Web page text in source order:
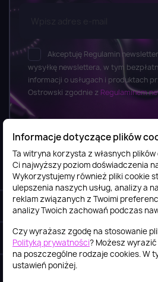
Akceptuję Regulamin
wysyłkę newslettera, w tym
informacji o usługach i produktach
Ostrowski zgodnie z Regulaminem
Informacje
Obsługa klienta
Szybki kontakt
Informacje dotyczące plików
Ta witryna korzysta z własnych
Ci najwyższy poziom doświadczenia
Wykorzystujemy również pliki cookie
ulepszenia naszych usług, analizy a
reklam związanych z Twoimi
analizy Twoich zachowań podczas
Czy wyrażasz zgodę na stosowanie
Polityką prywatności? Możesz
na poszczególne rodzaje cookies. W
ustawień poniżej.